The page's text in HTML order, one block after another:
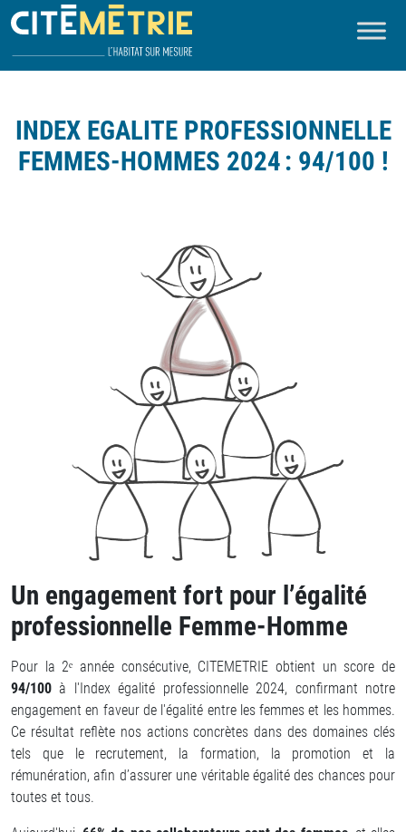
INDEX EGALITE PROFESSIONNELLE
FEMMES-HOMMES 2024 : 94/100 !
Un engagement fort pour l’égalité
professionnelle Femme-Homme
Pour la 2ᵉ année consécutive, CITEMETRIE obtient un score de
94/100 à l'Index égalité professionnelle 2024, confirmant notre
engagement en faveur de l'égalité entre les femmes et les hommes.
Ce résultat reflète nos actions concrètes dans des domaines clés
tels que le recrutement, la formation, la promotion et la
rémunération, afin d’assurer une véritable égalité des chances pour
toutes et tous.